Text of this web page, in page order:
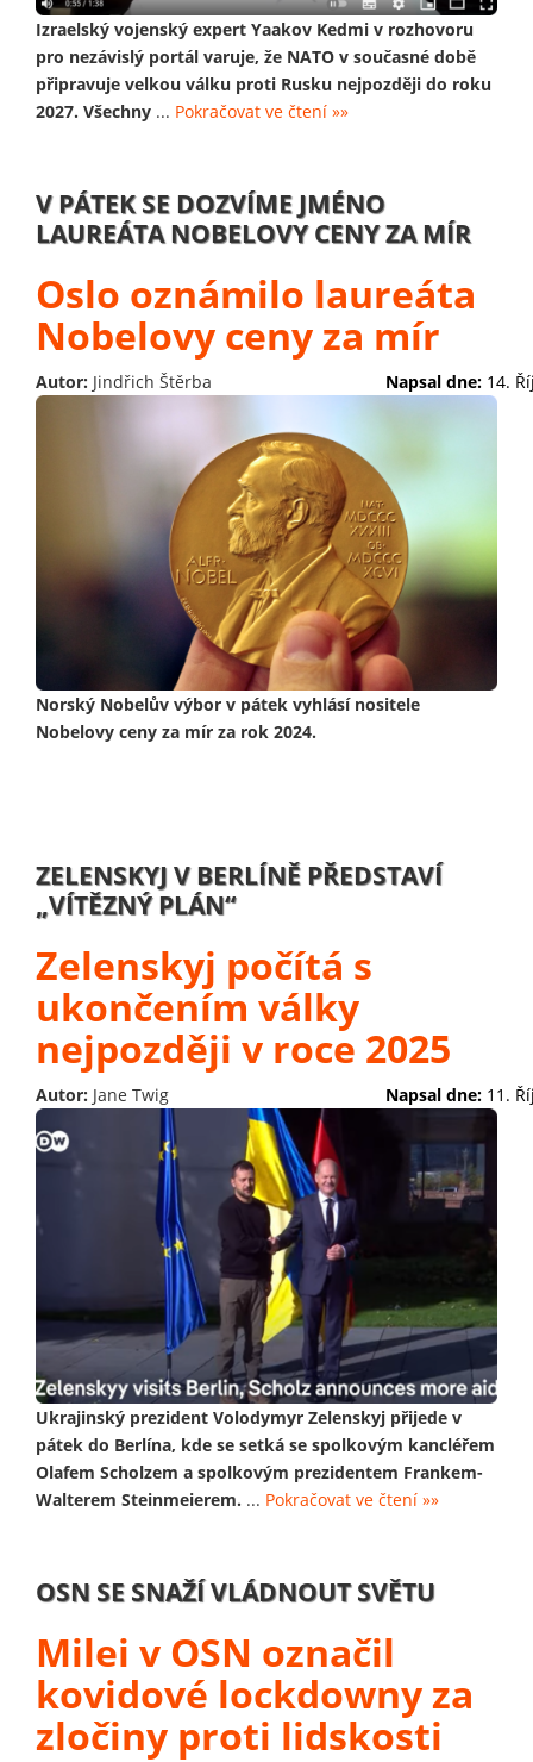
Izraelský vojenský expert Yaakov Kedmi v rozhovoru
pro nezávislý portál varuje, že NATO v současné době
připravuje velkou válku proti Rusku nejpozději do roku
2027. Všechny ... Pokračovat ve čtení »»
V PÁTEK SE DOZVÍME JMÉNO
LAUREÁTA NOBELOVY CENY ZA MÍR
Oslo oznámilo laureáta
Nobelovy ceny za mír
Autor: Jindřich Štěrba Napsal dne: 14.
Norský Nobelův výbor v pátek vyhlásí nositele
Nobelovy ceny za mír za rok 2024.
ZELENSKYJ V BERLÍNĚ PŘEDSTAVÍ
„VÍTĚZNÝ PLÁN“
Zelenskyj počítá s
ukončením války
nejpozději v roce 2025
Autor: Jane Twig Napsal dne: 11.
Ukrajinský prezident Volodymyr Zelenskyj přijede v
pátek do Berlína, kde se setká se spolkovým kancléřem
Olafem Scholzem a spolkovým prezidentem Frankem-
Walterem Steinmeierem. ... Pokračovat ve čtení »»
OSN SE SNAŽÍ VLÁDNOUT SVĚTU
Milei v OSN označil
kovidové lockdowny za
zločiny proti lidskosti